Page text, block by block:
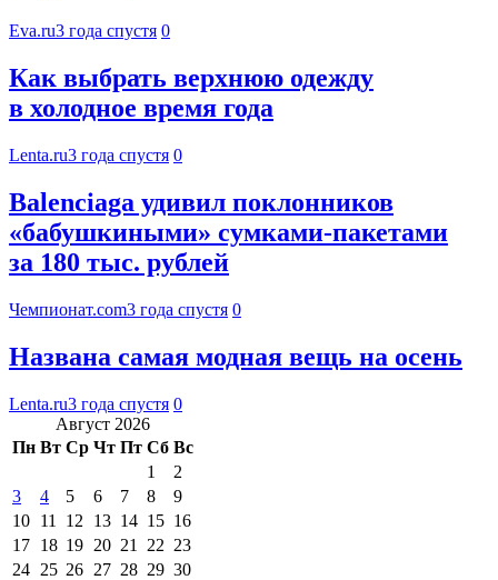
Eva.ru3 года спустя 0
Как выбрать верхнюю одежду
в холодное время года
Lenta.ru3 года спустя 0
Balenciaga удивил поклонников
«бабушкиными» сумками-пакетами
за 180 тыс. рублей
Чемпионат.com3 года спустя 0
Названа самая модная вещь на осень
Lenta.ru3 года спустя 0
Август 2026
Пн Вт Ср Чт Пт Сб Вс
1
2
3
4 5 6 7 8
9
10 11 12 13 14 15 16
17 18 19 20 21 22 23
24 25 26 27 28 29 30